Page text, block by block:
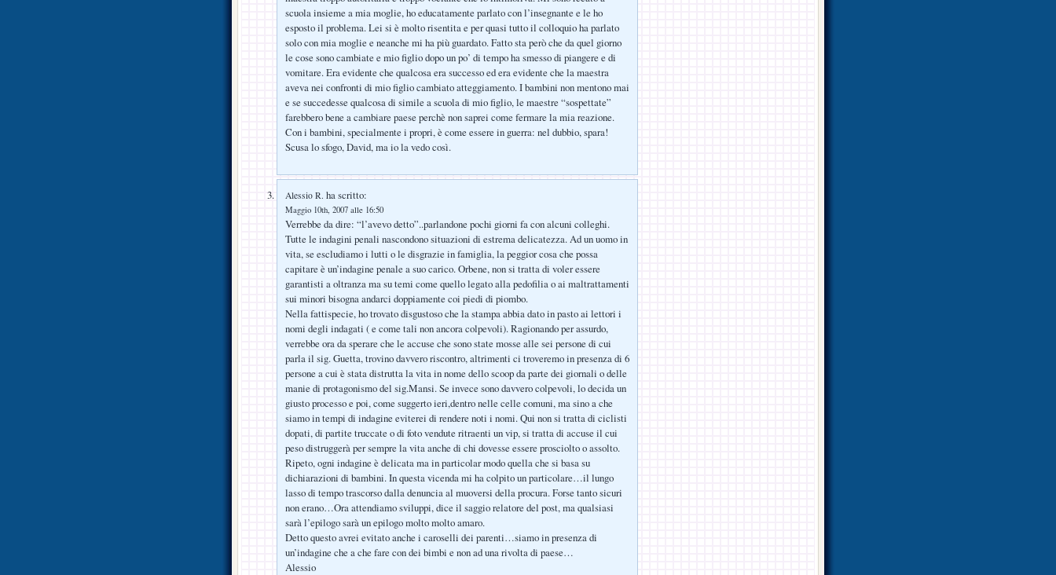
scuola insieme a mia moglie, ho educatamente parlato con l’insegnante e le ho
esposto il problema. Lei si è molto risentita e per quasi tutto il colloquio ha parlato
solo con mia moglie e neanche mi ha più guardato. Fatto sta però che da quel giorno
le cose sono cambiate e mio figlio dopo un po’ di tempo ha smesso di piangere e di
vomitare. Era evidente che qualcosa era successo ed era evidente che la maestra
aveva nei confronti di mio figlio cambiato atteggiamento. I bambini non mentono mai
e se succedesse qualcosa di simile a scuola di mio figlio, le maestre “sospettate”
farebbero bene a cambiare paese perchè non saprei come fermare la mia reazione.
Con i bambini, specialmente i propri, è come essere in guerra: nel dubbio, spara!
Scusa lo sfogo, David, ma io la vedo così.
Alessio R. ha scritto:
Maggio 10th, 2007 alle 16:50
Verrebbe da dire: “l’avevo detto”..parlandone pochi giorni fa con alcuni colleghi.
Tutte le indagini penali nascondono situazioni di estrema delicatezza. Ad un uomo in
vita, se escludiamo i lutti o le disgrazie in famiglia, la peggior cosa che possa
capitare è un’indagine penale a suo carico. Orbene, non si tratta di voler essere
garantisti a oltranza ma su temi come quello legato alla pedofilia o ai maltrattamenti
sui minori bisogna andarci doppiamente coi piedi di piombo.
Nella fattispecie, ho trovato disgustoso che la stampa abbia dato in pasto ai lettori i
nomi degli indagati ( e come tali non ancora colpevoli). Ragionando per assurdo,
verrebbe ora da sperare che le accuse che sono state mosse alle sei persone di cui
parla il sig. Guetta, trovino davvero riscontro, altrimenti ci troveremo in presenza di 6
persone a cui è stata distrutta la vita in nome dello scoop da parte dei giornali o delle
manie di protagonismo del sig.Mansi. Se invece sono davvero colpevoli, lo decida un
giusto processo e poi, come suggerto ieri,dentro nelle celle comuni, ma sino a che
siamo in tempi di indagine eviterei di rendere noti i nomi. Qui non si tratta di ciclisti
dopati, di partite truccate o di foto vendute ritraenti un vip, si tratta di accuse il cui
peso distruggerà per sempre la vita anche di chi dovesse essere prosciolto o assolto.
Ripeto, ogni indagine è delicata ma in particolar modo quella che si basa su
dichiarazioni di bambini. In questa vicenda mi ha colpito un particolare…il lungo
lasso di tempo trascorso dalla denuncia al muoversi della procura. Forse tanto sicuri
non erano…Ora attendiamo sviluppi, dice il saggio relatore del post, ma qualsiasi
sarà l’epilogo sarà un epilogo molto molto amaro.
Detto questo avrei evitato anche i caroselli dei parenti…siamo in presenza di
un’indagine che a che fare con dei bimbi e non ad una rivolta di paese…
Alessio